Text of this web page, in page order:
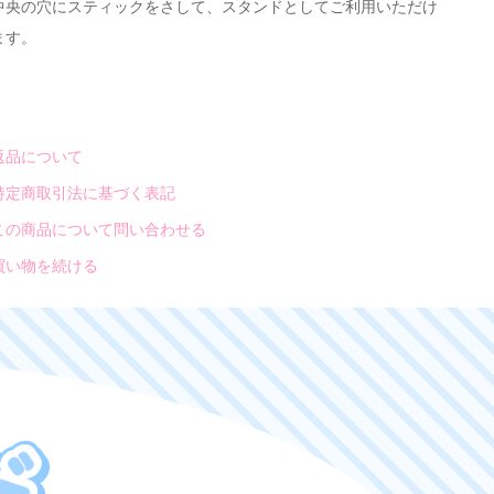
央の穴にスティックをさして、スタンドとしてご利用いただけ
す。
品について
定商取引法に基づく表記
の商品について問い合わせる
い物を続ける